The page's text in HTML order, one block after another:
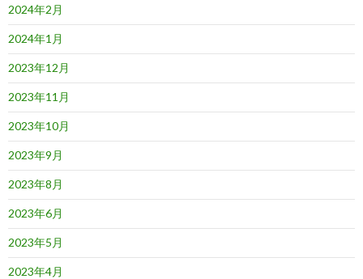
2024年2月
2024年1月
2023年12月
2023年11月
2023年10月
2023年9月
2023年8月
2023年6月
2023年5月
2023年4月